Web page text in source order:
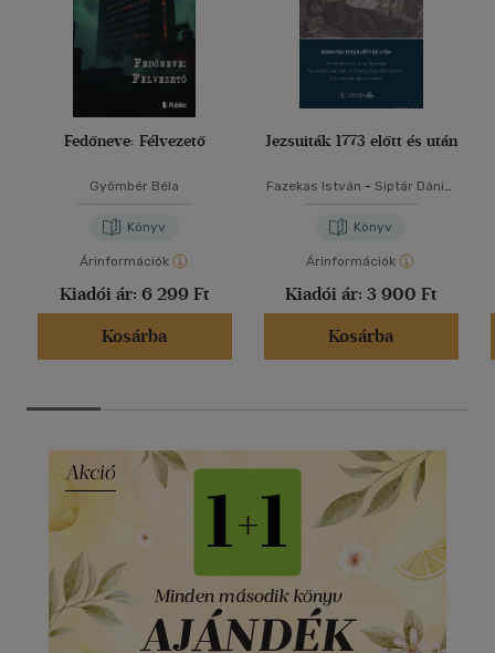
Fedőneve: Félvezető
Gyömbér Béla
Könyv
Árinformációk
Kiadói ár: 6 299 Ft
Kosárba
Jezsuiták 1773 előtt és után
Fazekas István - Siptár Dániel
Könyv
Árinformációk
Kiadói ár: 3 900 Ft
Kosárba